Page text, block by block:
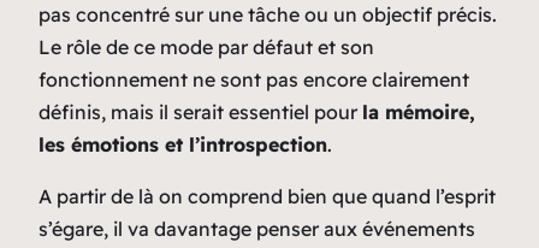
pas concentré sur une tâche ou un objectif précis.
Le rôle de ce mode par défaut et son
fonctionnement ne sont pas encore clairement
définis, mais il serait essentiel pour la mémoire,
les émotions et l’introspection.
A partir de là on comprend bien que quand l’esprit
s’égare, il va davantage penser aux événements